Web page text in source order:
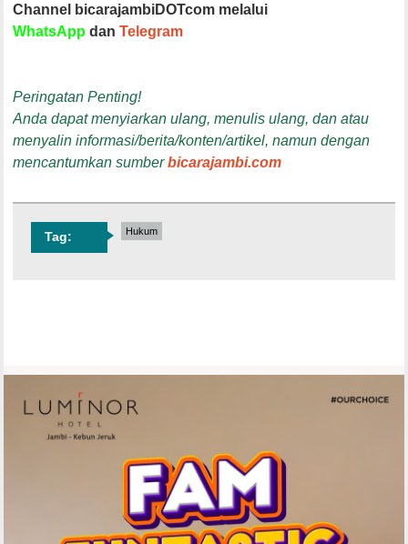
Channel bicarajambiDOTcom melalui
WhatsApp danTelegram
Peringatan Penting!
Anda dapat menyiarkan ulang, menulis ulang, dan atau
menyalin informasi/berita/konten/artikel, namun dengan
mencantumkan sumberbicarajambi.com
Tag: Hukum